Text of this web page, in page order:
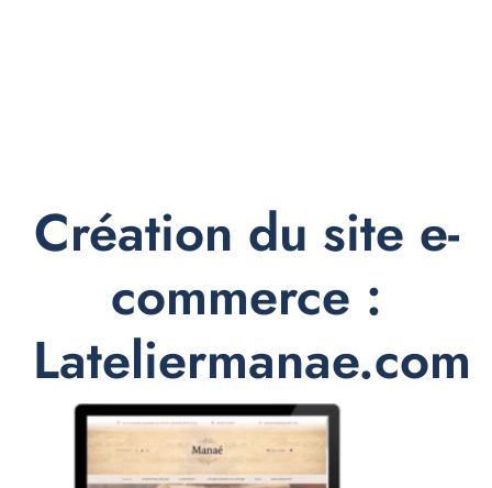
Création du site e-
commerce :
Lateliermanae.com